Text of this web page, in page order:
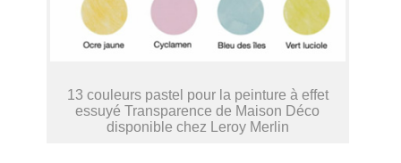
13 couleurs pastel pour la peinture à effet
essuyé Transparence de Maison Déco
disponible chez Leroy Merlin